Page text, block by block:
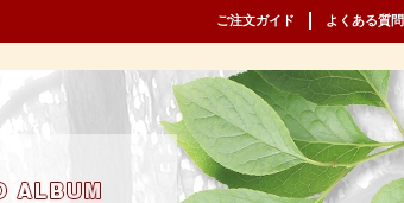
ご注文ガイド よくある質問